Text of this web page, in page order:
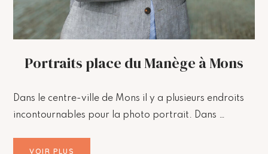
Portraits place du Manège à Mons
Dans le centre-ville de Mons il y a plusieurs endroits
incontournables pour la photo portrait. Dans …
VOIR PLUS